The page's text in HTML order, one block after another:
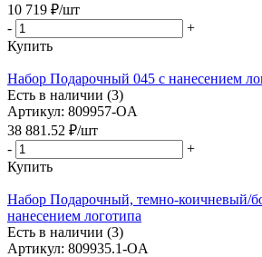
10 719 ₽/шт
-
+
Купить
Набор Подарочный 045 с нанесением
Есть в наличии (3)
Артикул: 809957-OA
38 881.52 ₽/шт
-
+
Купить
Набор Подарочный, темно-коичневый/
нанесением логотипа
Есть в наличии (3)
Артикул: 809935.1-OA